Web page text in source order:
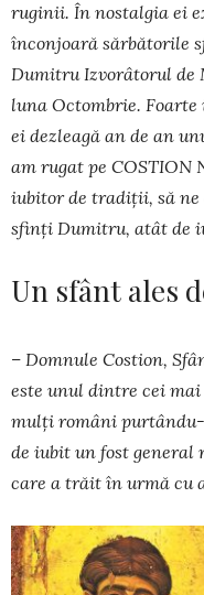
ruginii. În nostalgia ei
înconjoară sărbătorile
Dumitru Izvorâtorul de
luna Octombrie.
ei dezleagă an de an
am rugat pe COS­TION
iubitor de tradiții, să ne
sfinți Dumitru, atât de
Un sfânt ales
– Domnule Cos­ti­on,
este unul dintre cei
mulți români
de iubit un fost general
care a trăit în urmă cu